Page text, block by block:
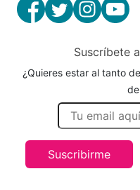
Suscríbete
¿Quieres estar al tanto
Suscribirme